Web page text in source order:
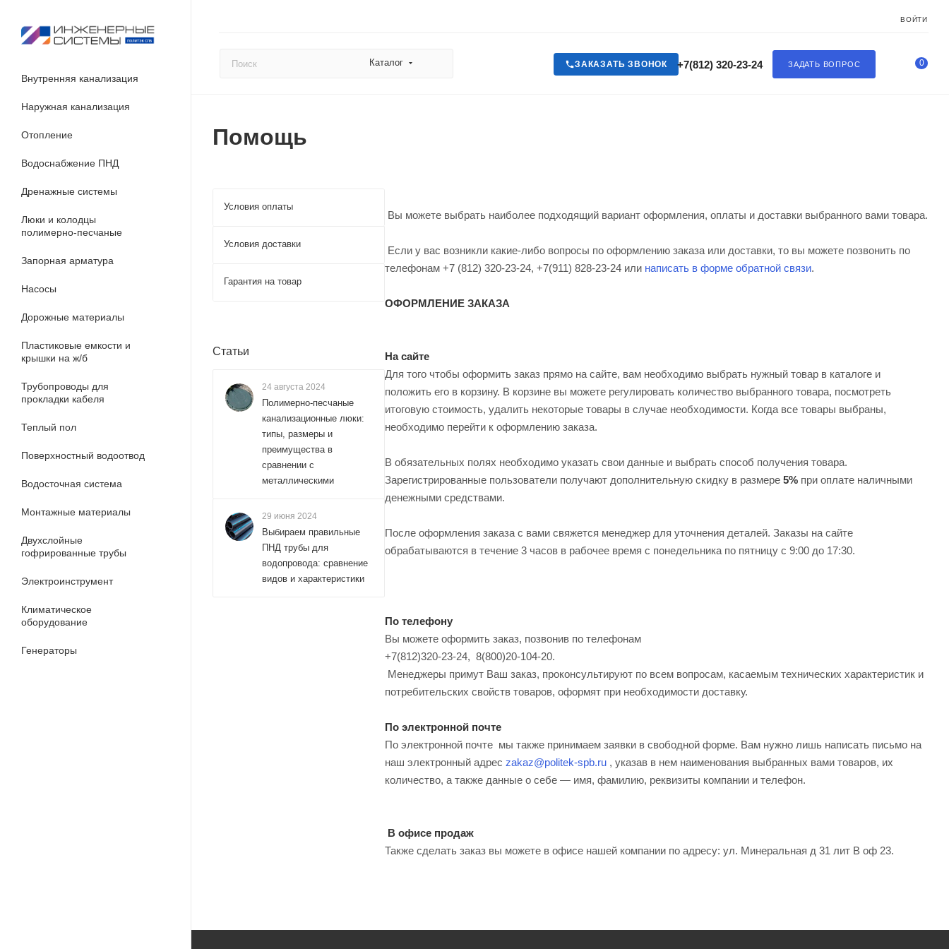
ВОЙТИ
Каталог ЗАДАТЬ ВОПРОС
+7(812) 320-23-24
ЗАКАЗАТЬ ЗВОНОК 0
Внутренняя канализация
Наружная канализация
Отопление
Водоснабжение ПНД
Дренажные системы
Люки и колодцы
полимерно-песчаные
Запорная арматура
Насосы
Дорожные материалы
Пластиковые емкости и
крышки на ж/б
Трубопроводы для
прокладки кабеля
Теплый пол
Поверхностный водоотвод
Водосточная система
Монтажные материалы
Двухслойные
гофрированные трубы
Электроинструмент
Климатическое
оборудование
Генераторы
Помощь
Вы можете выбрать наиболее подходящий вариант оформления, оплаты и доставки выбранного вами товара.
Если у вас возникли какие-либо вопросы по оформлению заказа или доставки, то вы можете позвонить по
телефонам +7 (812) 320-23-24, +7(911) 828-23-24 или написать в форме обратной связи.
ОФОРМЛЕНИЕ ЗАКАЗА
На сайте
Для того чтобы оформить заказ прямо на сайте, вам необходимо выбрать нужный товар в каталоге и
положить его в корзину. В корзине вы можете регулировать количество выбранного товара, посмотреть
итоговую стоимость, удалить некоторые товары в случае необходимости. Когда все товары выбраны,
необходимо перейти к оформлению заказа.
В обязательных полях необходимо указать свои данные и выбрать способ получения товара.
Зарегистрированные пользователи получают дополнительную скидку в размере 5% при оплате наличными
денежными средствами.
После оформления заказа с вами свяжется менеджер для уточнения деталей. Заказы на сайте
обрабатываются в течение 3 часов в рабочее время с понедельника по пятницу с 9:00 до 17:30.
По телефону
Вы можете оформить заказ, позвонив по телефонам
+7(812)320-23-24, 8(800)20-104-20.
Менеджеры примут Ваш заказ, проконсультируют по всем вопросам, касаемым технических характеристик и
потребительских свойств товаров, оформят при необходимости доставку.
По электронной почте
По электронной почте мы также принимаем заявки в свободной форме. Вам нужно лишь написать письмо на
наш электронный адрес zakaz@politek-spb.ru , указав в нем наименования выбранных вами товаров, их
количество, а также данные о себе — имя, фамилию, реквизиты компании и телефон.
В офисе продаж
Также сделать заказ вы можете в офисе нашей компании по адресу: ул. Минеральная д 31 лит В оф 23.
Условия оплаты
Условия доставки
Гарантия на товар
Статьи
24 августа 2024
Полимерно-песчаные
канализационные люки:
типы, размеры и
преимущества в
сравнении с
металлическими
29 июня 2024
Выбираем правильные
ПНД трубы для
водопровода: сравнение
видов и характеристики